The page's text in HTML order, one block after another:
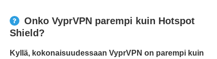
Onko VyprVPN parempi kuin Hotspot
Shield?
Kyllä, kokonaisuudessaan VyprVPN on parempi kuin